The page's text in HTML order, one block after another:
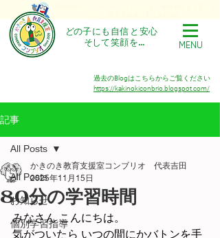
MENU
​どの子 にも 自信 と 安心
​そして 笑顔 を…
過去のBlogはこちらからご覧ください
https://kakinokiconbrio.blogspot.com/
記事
All Posts
お知らせ
個別学習指導
All Posts
80分の学習時間
かきのき教育支援室コンブリオ 代表吉田
2025年11月15日
みなさん こんにちは。
気がついたら いつの間にかバトンを手